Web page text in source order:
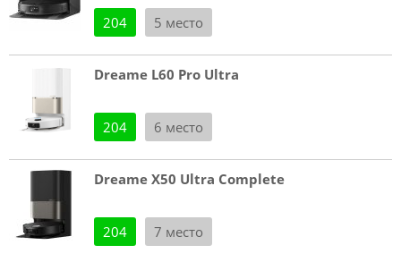
204 5 место
Dreame L60 Pro Ultra
204 6 место
Dreame X50 Ultra Complete
204 7 место